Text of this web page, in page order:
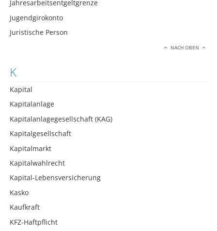
Jahresarbeitsentgeltgrenze
Jugendgirokonto
Juristische Person
NACH OBEN
K
Kapital
Kapitalanlage
Kapitalanlagegesellschaft (KAG)
Kapitalgesellschaft
Kapitalmarkt
Kapitalwahlrecht
Kapital-Lebensversicherung
Kasko
Kaufkraft
KFZ-Haftpflicht